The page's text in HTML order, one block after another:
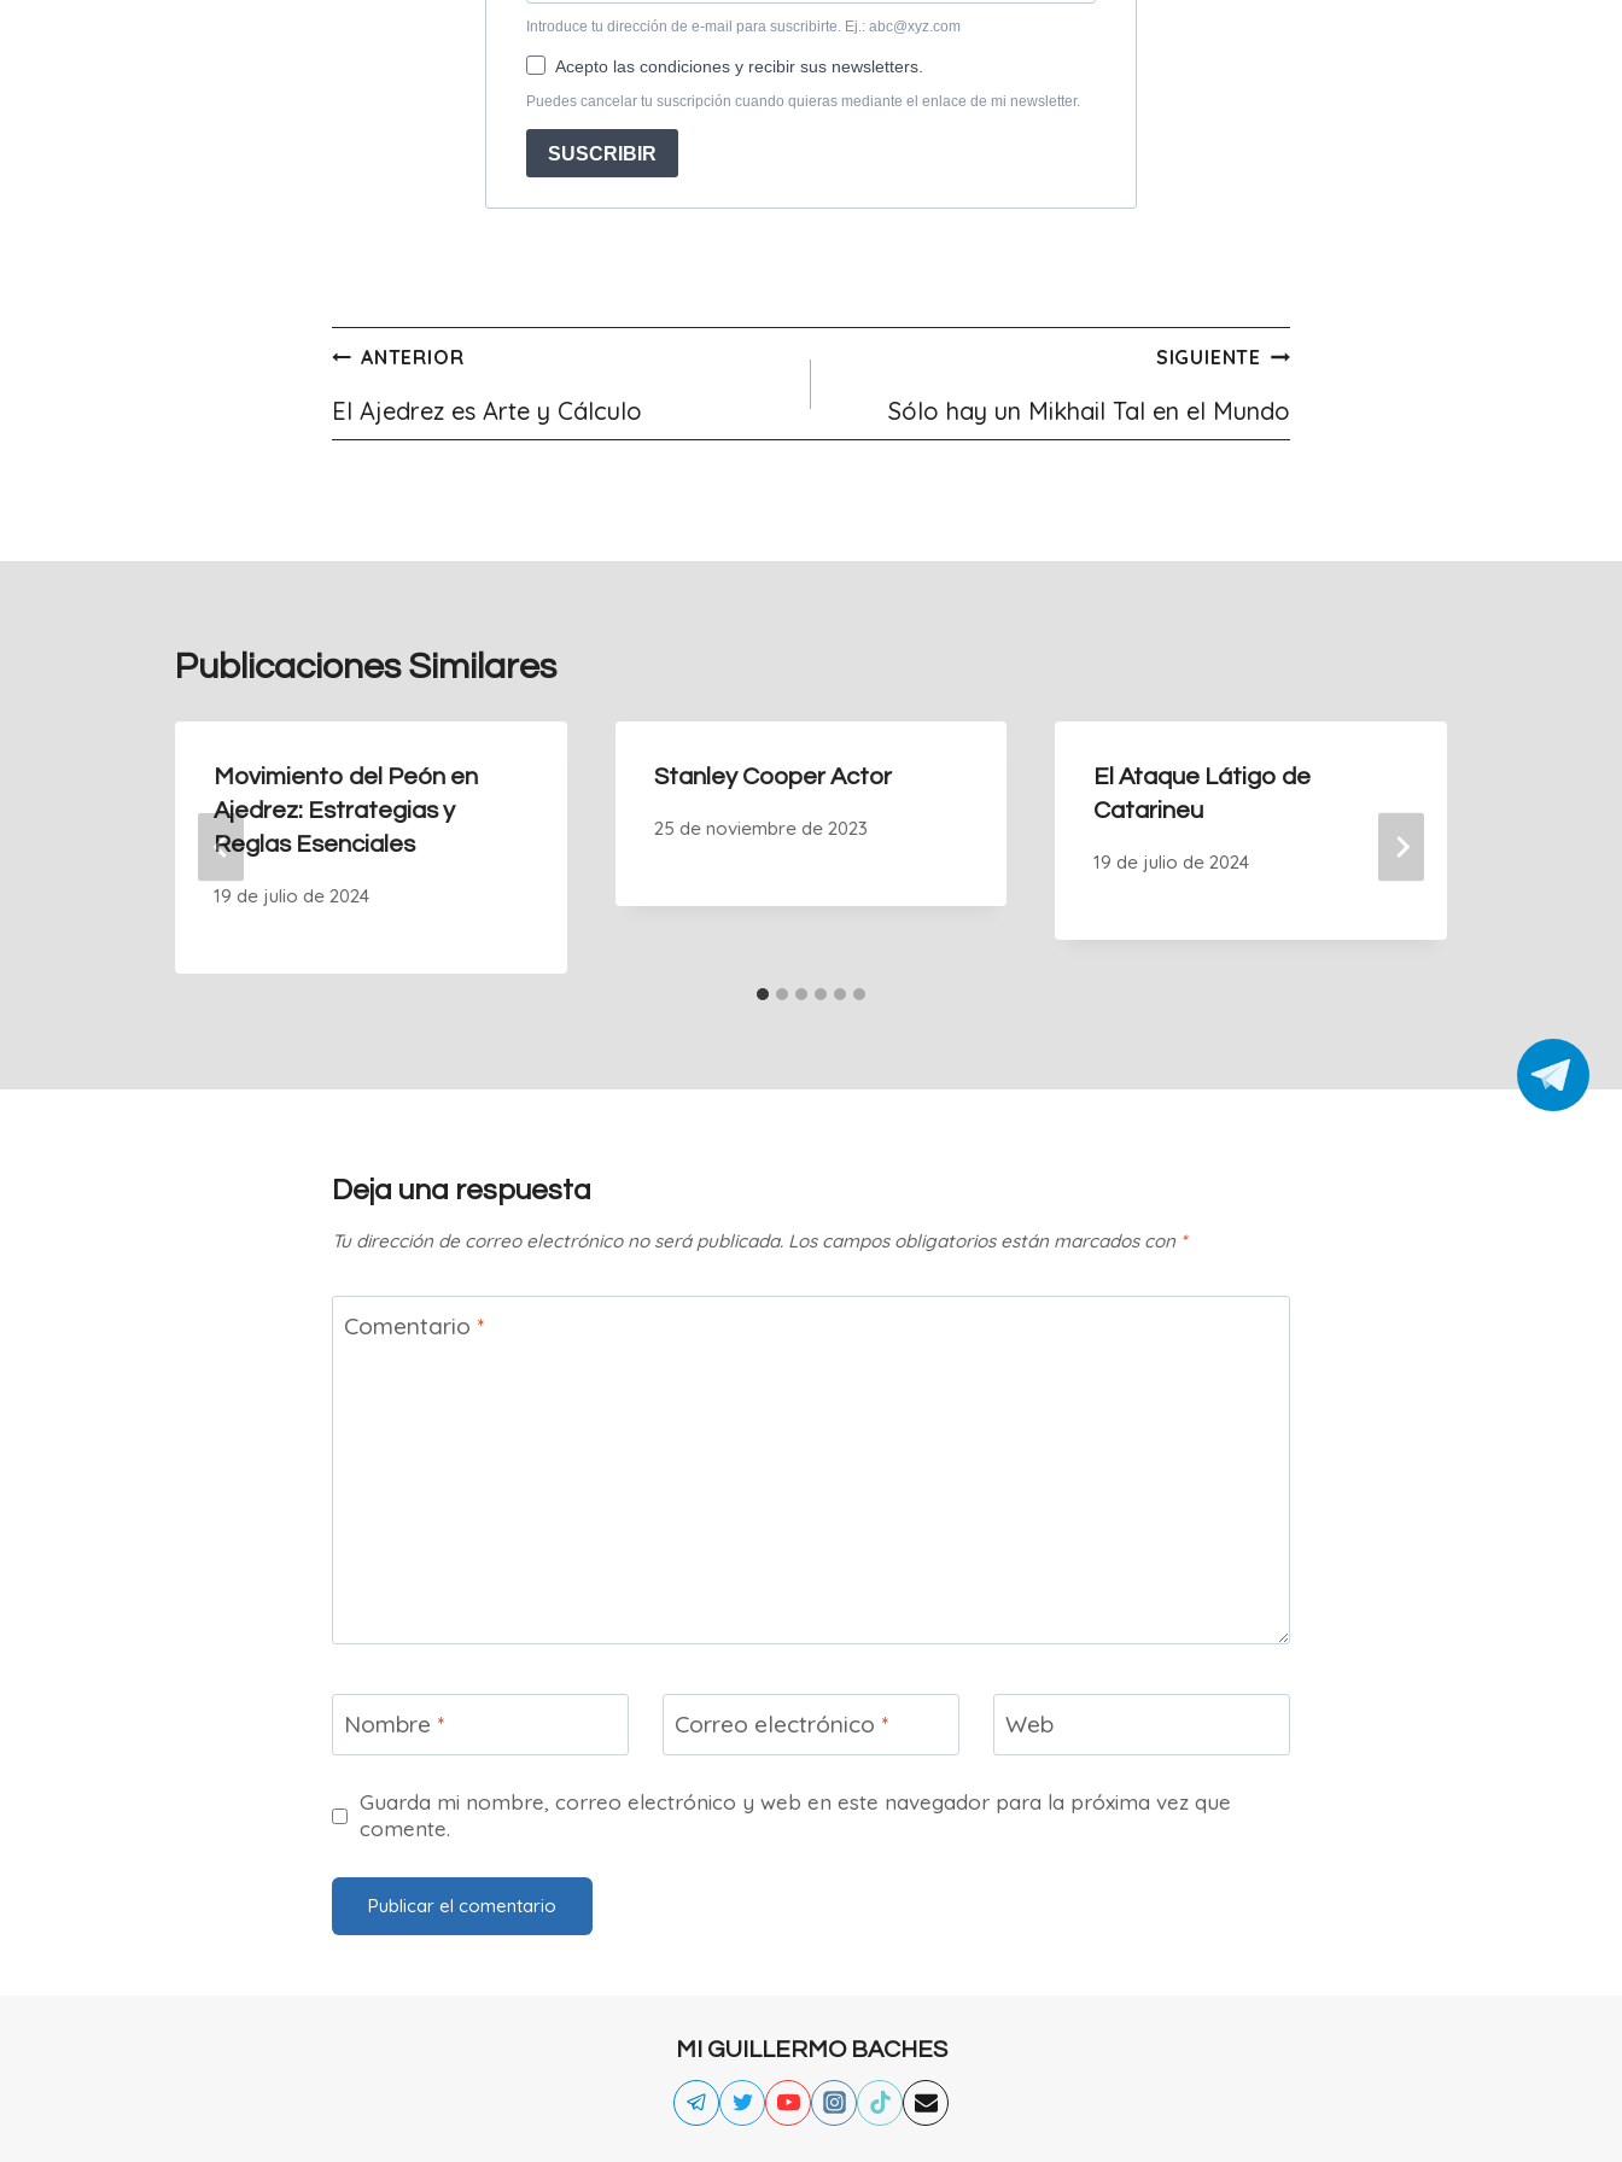
Navegación
de
ANTERIOR
El Ajedrez es Arte y Cálculo
SIGUIENTE
Sólo hay un Mikhail Tal en el Mundo
Publicaciones Similares
Movimiento del Peón en
Ajedrez: Estrategias y
Reglas Esenciales
19 de julio de 2024
Stanley Cooper Actor
25 de noviembre de 2023
El Ataque Látigo de
Catarineu
19 de julio de 2024
Deja una respuesta
Tu dirección de correo electrónico no será publicada. Los campos obligatorios están marcados con *
Comentario *
Nombre * Correo electrónico * Web
Guarda mi nombre, correo electrónico y web en este navegador para la próxima vez que
comente.
MI GUILLERMO BACHES